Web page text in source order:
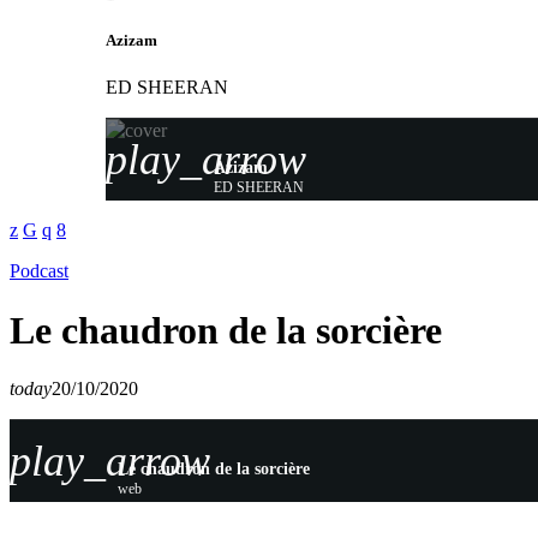
Azizam
ED SHEERAN
play_arrow
Azizam
ED SHEERAN
Podcast
Le chaudron de la sorcière
today20/10/2020
play_arrowLe chaudron de la sorcière
web